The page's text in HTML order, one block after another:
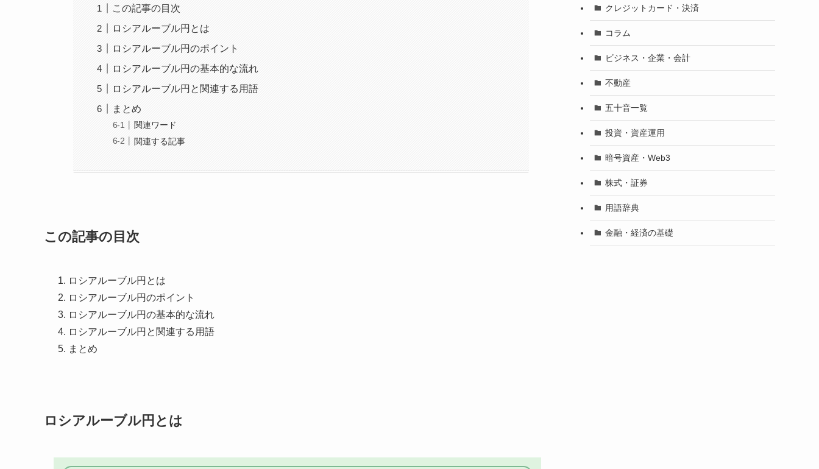
この記事の目次
ロシアルーブル円とは
ロシアルーブル円のポイント
ロシアルーブル円の基本的な流れ
ロシアルーブル円と関連する用語
まとめ
関連ワード
関連する記事
この記事の目次
ロシアルーブル円とは
ロシアルーブル円のポイント
ロシアルーブル円の基本的な流れ
ロシアルーブル円と関連する用語
まとめ
ロシアルーブル円とは
クレジットカード・決済
コラム
ビジネス・企業・会計
不動産
五十音一覧
投資・資産運用
暗号資産・Web3
株式・証券
用語辞典
金融・経済の基礎